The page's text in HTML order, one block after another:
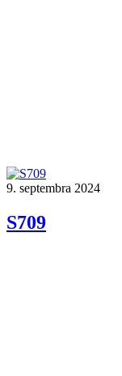
9. septembra 2024
S709